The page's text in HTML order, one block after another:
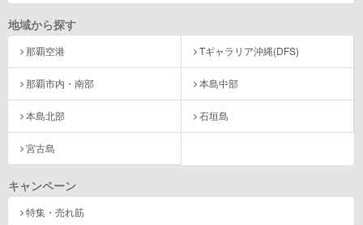
地域から探す
那覇空港 Tギャラリア沖縄(DFS)
那覇市内・南部 本島中部
本島北部 石垣島
宮古島
キャンペーン
特集・売れ筋